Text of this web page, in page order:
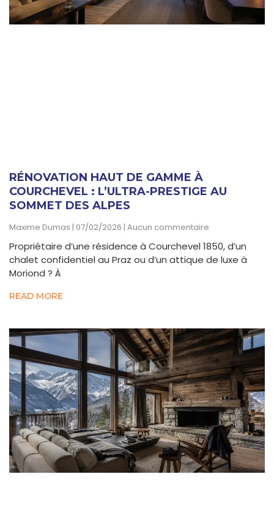
RÉNOVATION HAUT DE GAMME À
COURCHEVEL : L’ULTRA-PRESTIGE AU
SOMMET DES ALPES
Maxime Dumas 07/02/2026 Aucun commentaire
Propriétaire d’une résidence à Courchevel 1850, d’un
chalet confidentiel au Praz ou d’un attique de luxe à
Moriond ? À
READ MORE